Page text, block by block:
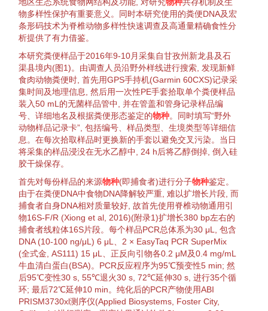
物多样性保护有重要意义。同时本研究使用的粪便DNA及宏
条形码技术为脊椎动物多样性快速调查及高通量精确食性分
析提供了有力借鉴。
本研究粪便样品于2016年9-10月采集自甘孜州新龙县及石
渠县境内(图1)。由调查人员沿野外样线进行搜索, 发现新鲜
食肉动物粪便时, 首先用GPS手持机(Garmin 60CXS)记录采
集时间及地理信息, 然后用一次性PE手套拾取单个粪便样品
装入50 mL的无菌样品管中, 并在管盖和管身记录样品编
号、详细地名及根据粪便形态鉴定的物种。同时填写“野外
动物样品记录卡”, 包括编号、样品类型、 生境类型等详细信
息。在每次拾取样品时更换新的手套以避免交叉污染。当日
将采集的样品浸没在无水乙醇中, 24 h后将乙醇倒掉, 倒入硅
胶干燥保存。
首先对每份样品的来源物种(即捕食者)进行分子物种鉴定。
由于在粪便DNA中食物DNA降解较严重, 难以扩增长片段, 而
捕食者自身DNA相对质量较好, 故首先使用脊椎动物通用引
物16S-F/R (Xiong et al, 2016)(附录1)扩增长380 bp左右的
捕食者线粒体16S片段。每个样品PCR总体系为30 μL, 包含
DNA (10-100 ng/μL) 6 μL、2 × EasyTaq PCR SuperMix
(全式金, AS111) 15 μL、正反向引物各0.2 μM及0.4 mg/mL
牛血清白蛋白(BSA)。PCR反应程序为95℃预变性5 min; 然
后95℃变性30 s, 55℃退火30 s, 72℃延伸30 s, 进行35个循
环; 最后72℃延伸10 min。 纯化后的PCR产物使用ABI
PRISM3730xl测序仪(Applied Biosystems, Foster City,